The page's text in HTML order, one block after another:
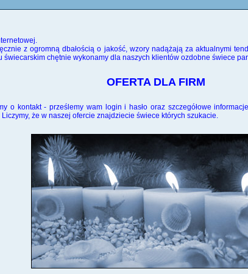
z ogromną dbałością o jakość, wzory nadążają za aktualnymi
chętnie wykonamy dla naszych klientów ozdobne świece
OFERTA DLA FIRM
o kontakt - prześlemy wam login i hasło oraz szczegółowe
że w naszej ofercie znajdziecie świece których szukacie.